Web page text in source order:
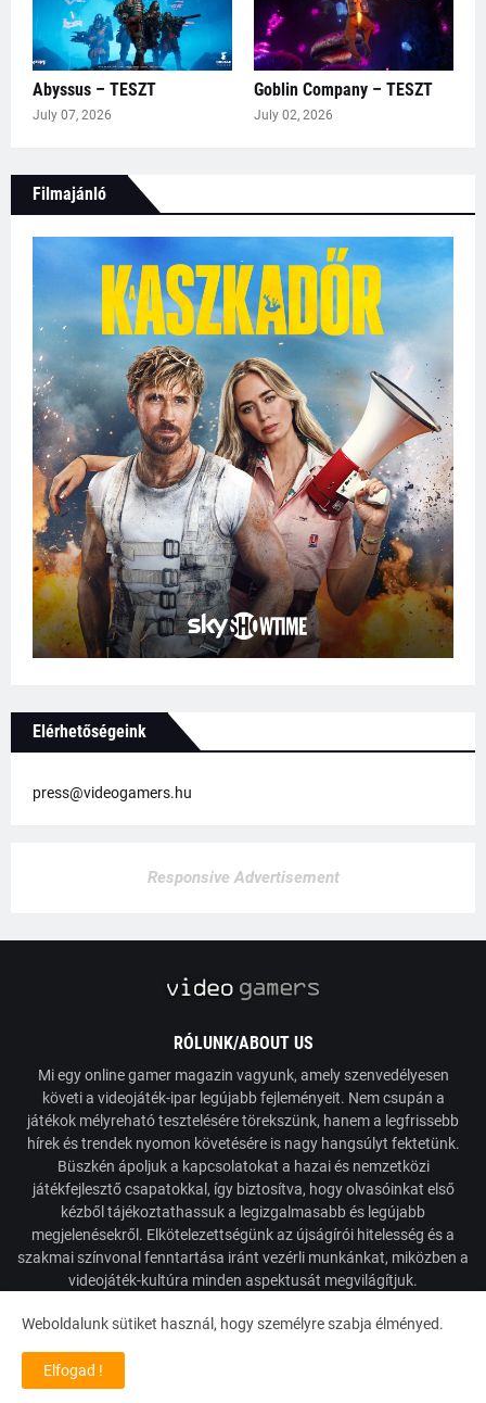
Abyssus – TESZT
July 07, 2026
Goblin Company – TESZT
July 02, 2026
Filmajánló
Elérhetőségeink
press@videogamers.hu
Responsive Advertisement
RÓLUNK/ABOUT US
Mi egy online gamer magazin vagyunk, amely szenvedélyesen
követi a videojáték-ipar legújabb fejleményeit. Nem csupán a
játékok mélyreható tesztelésére törekszünk, hanem a legfrissebb
hírek és trendek nyomon követésére is nagy hangsúlyt fektetünk.
Büszkén ápoljuk a kapcsolatokat a hazai és nemzetközi
játékfejlesztő csapatokkal, így biztosítva, hogy olvasóinkat első
kézből tájékoztathassuk a legizgalmasabb és legújabb
megjelenésekről. Elkötelezettségünk az újságírói hitelesség és a
szakmai színvonal fenntartása iránt vezérli munkánkat, miközben a
videojáték-kultúra minden aspektusát megvilágítjuk.
Weboldalunk sütiket használ, hogy személyre szabja élményed.
Elfogad !